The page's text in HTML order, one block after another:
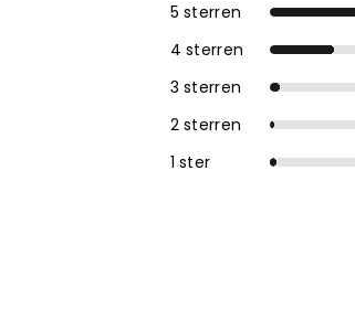
5 sterren
4 sterren
3 sterren
2 sterren
1 ster